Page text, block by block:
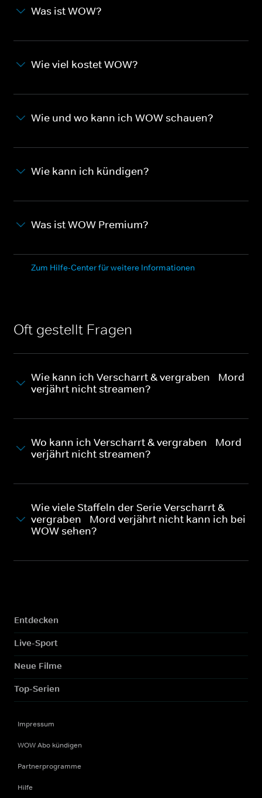
Was ist WOW?
Wie viel kostet WOW?
Wie und wo kann ich WOW schauen?
Wie kann ich kündigen?
Was ist WOW Premium?
Zum Hilfe-Center für weitere Informationen
Oft gestellt Fragen
Wie kann ich Verscharrt & vergraben - Mord
verjährt nicht streamen?
Wo kann ich Verscharrt & vergraben - Mord
verjährt nicht streamen?
Wie viele Staffeln der Serie Verscharrt &
vergraben - Mord verjährt nicht kann ich bei
WOW sehen?
Entdecken
Live-Sport
Neue Filme
Top-Serien
Impressum
WOW Abo kündigen
Partnerprogramme
Hilfe